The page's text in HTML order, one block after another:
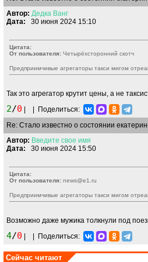
Автор: Дедка Ванг
Дата: 30 июня 2024 15:10
Цитата:
От пользователя: Четырёхсторонний скотч
Предприимчивые агрегаторы такси мигом
Так это агрегатор крутит цены, а не
2/0
Поделиться:
Re: Стало известно о состоянии
Автор: Введите свое имя
Дата: 30 июня 2024 15:50
Цитата:
От пользователя: news@e1.ru
Предприимчивые агрегаторы такси мигом
Возможно даже мужика толкнули под
4/0 Поделиться:
Сейчас читают